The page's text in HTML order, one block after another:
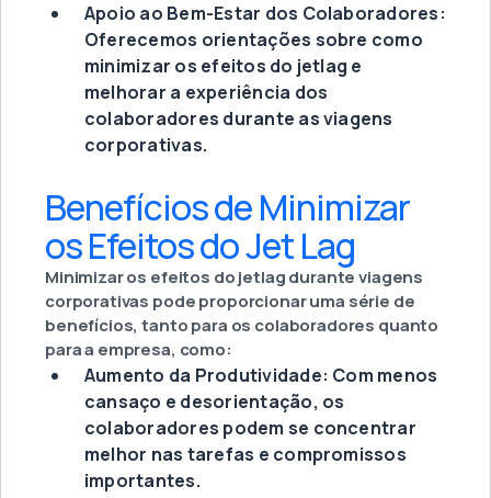
Apoio ao Bem-Estar dos Colaboradores:
Oferecemos orientações sobre como
minimizar os efeitos do jetlag e
melhorar a experiência dos
colaboradores durante as viagens
corporativas.
Benefícios de Minimizar
os Efeitos do Jet Lag
Minimizar os efeitos do jetlag durante viagens
corporativas pode proporcionar uma série de
benefícios, tanto para os colaboradores quanto
para a empresa, como:
Aumento da Produtividade: Com menos
cansaço e desorientação, os
colaboradores podem se concentrar
melhor nas tarefas e compromissos
importantes.